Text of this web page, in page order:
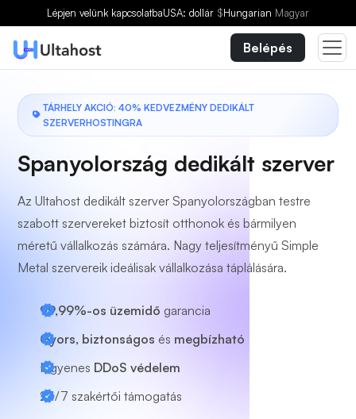
Lépjen velünk kapcsolatbaUSA: dollár $Hungarian Magyar
Belépés
TÁRHELY AKCIÓ: 40% KEDVEZMÉNY DEDIKÁLT
SZERVERHOSTINGRA
Spanyolország dedikált szerver
Az Ultahost dedikált szerver Spanyolországban testre
szabott szervereket biztosít otthonok és bármilyen
méretű vállalkozás számára. Nagy teljesítményű Simple
Metal szervereik ideálisak vállalkozása táplálására.
99,99%-os üzemidő garancia
Gyors, biztonságos és megbízható
Ingyenes DDoS védelem
24/7 szakértői támogatás